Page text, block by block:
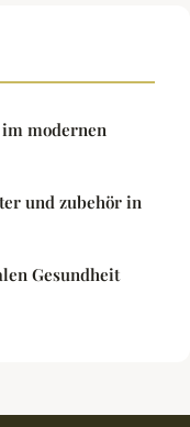
modernen
und zubehör in
Gesundheit